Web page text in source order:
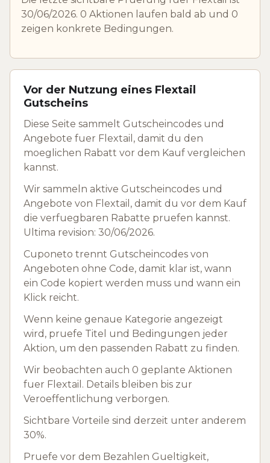
30/06/2026. 0 Aktionen laufen bald ab und 0
zeigen konkrete Bedingungen.
Vor der Nutzung eines Flextail
Gutscheins
Diese Seite sammelt Gutscheincodes und
Angebote fuer Flextail, damit du den
moeglichen Rabatt vor dem Kauf vergleichen
kannst.
Wir sammeln aktive Gutscheincodes und
Angebote von Flextail, damit du vor dem Kauf
die verfuegbaren Rabatte pruefen kannst.
Ultima revision: 30/06/2026.
Cuponeto trennt Gutscheincodes von
Angeboten ohne Code, damit klar ist, wann
ein Code kopiert werden muss und wann ein
Klick reicht.
Wenn keine genaue Kategorie angezeigt
wird, pruefe Titel und Bedingungen jeder
Aktion, um den passenden Rabatt zu finden.
Wir beobachten auch 0 geplante Aktionen
fuer Flextail. Details bleiben bis zur
Veroeffentlichung verborgen.
Sichtbare Vorteile sind derzeit unter anderem
30%.
Pruefe vor dem Bezahlen Gueltigkeit,